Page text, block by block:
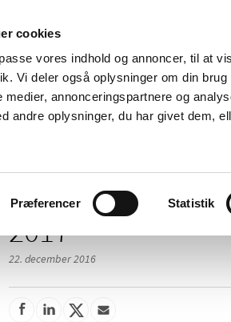
cookies
vores indhold og annoncer, til at
Vi deler også oplysninger om din
medier, annonceringspartnere og
andre oplysninger, du har givet dem,
Præferencer Statistik
Nyheder
og
Tilskud og
2017
22. december 2016